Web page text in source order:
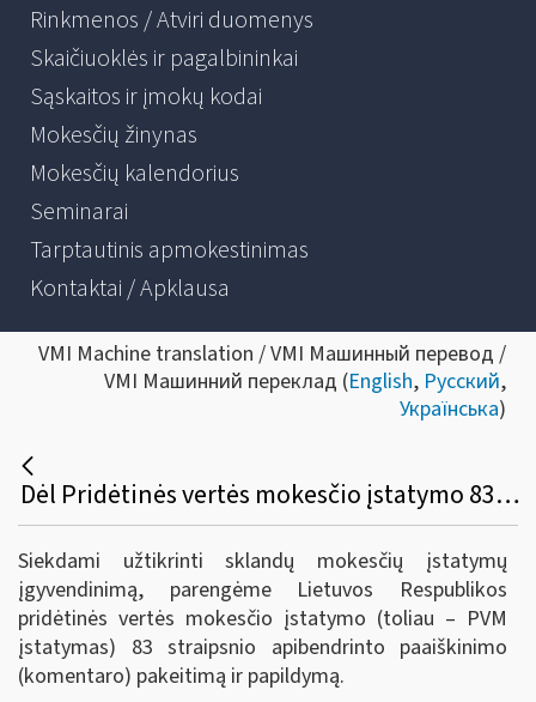
Rinkmenos / Atviri duomenys
Skaičiuoklės ir pagalbininkai
Sąskaitos ir įmokų kodai
Mokesčių žinynas
Mokesčių kalendorius
Seminarai
Tarptautinis apmokestinimas
Kontaktai / Apklausa
VMI Machine translation / VMI Машинный перевод /
VMI Машинний переклад (English, Русский,
Українська)
Dėl Pridėtinės vertės mokesčio įstatymo 83 straipsnio apibendrinto paaiškinimo (komentaro)
Siekdami užtikrinti sklandų mokesčių įstatymų
įgyvendinimą, parengėme Lietuvos Respublikos
pridėtinės vertės mokesčio įstatymo (toliau – PVM
įstatymas) 83 straipsnio apibendrinto paaiškinimo
(komentaro) pakeitimą ir papildymą.